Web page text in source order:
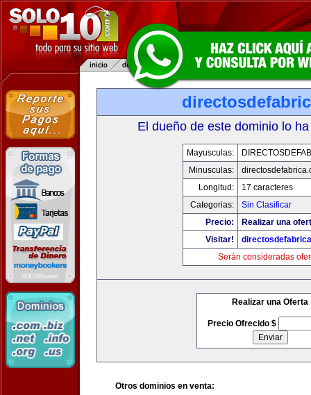
El dueño de este dominio lo
Mayusculas:
Minusculas:
Longitud:
17 caracteres
Categorias:
Sin Clasificar
Precio:
Realizar una
Visitar!
Serán consideradas
Realizar una Oferta
Precio Ofrecido $
Otros dominios en venta: